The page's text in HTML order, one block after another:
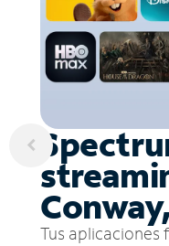
Tus aplicaciones